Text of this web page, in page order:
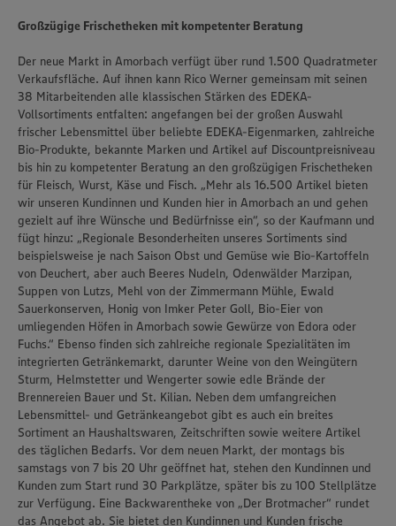
Großzügige Frischetheken mit kompetenter Beratung
Der neue Markt in Amorbach verfügt über rund 1.500 Quadratmeter
Verkaufsfläche. Auf ihnen kann Rico Werner gemeinsam mit seinen
38 Mitarbeitenden alle klassischen Stärken des EDEKA-
Vollsortiments entfalten: angefangen bei der großen Auswahl
frischer Lebensmittel über beliebte EDEKA-Eigenmarken, zahlreiche
Bio-Produkte, bekannte Marken und Artikel auf Discountpreisniveau
bis hin zu kompetenter Beratung an den großzügigen Frischetheken
für Fleisch, Wurst, Käse und Fisch. „Mehr als 16.500 Artikel bieten
wir unseren Kundinnen und Kunden hier in Amorbach an und gehen
gezielt auf ihre Wünsche und Bedürfnisse ein“, so der Kaufmann und
fügt hinzu: „Regionale Besonderheiten unseres Sortiments sind
beispielsweise je nach Saison Obst und Gemüse wie Bio-Kartoffeln
von Deuchert, aber auch Beeres Nudeln, Odenwälder Marzipan,
Suppen von Lutzs, Mehl von der Zimmermann Mühle, Ewald
Sauerkonserven, Honig von Imker Peter Goll, Bio-Eier von
umliegenden Höfen in Amorbach sowie Gewürze von Edora oder
Fuchs.“ Ebenso finden sich zahlreiche regionale Spezialitäten im
integrierten Getränkemarkt, darunter Weine von den Weingütern
Sturm, Helmstetter und Wengerter sowie edle Brände der
Brennereien Bauer und St. Kilian. Neben dem umfangreichen
Lebensmittel- und Getränkeangebot gibt es auch ein breites
Sortiment an Haushaltswaren, Zeitschriften sowie weitere Artikel
des täglichen Bedarfs. Vor dem neuen Markt, der montags bis
samstags von 7 bis 20 Uhr geöffnet hat, stehen den Kundinnen und
Kunden zum Start rund 30 Parkplätze, später bis zu 100 Stellplätze
zur Verfügung. Eine Backwarentheke von „Der Brotmacher“ rundet
das Angebot ab. Sie bietet den Kundinnen und Kunden frische